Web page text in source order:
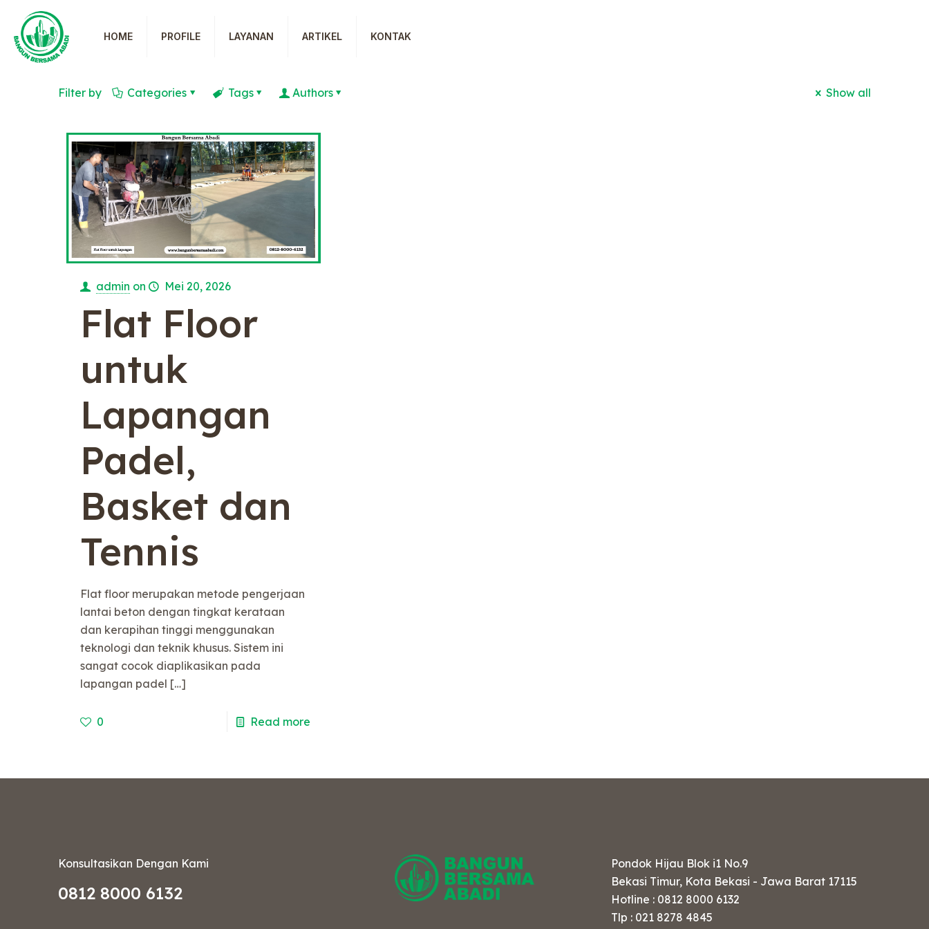
HOME PROFILE LAYANAN ARTIKEL KONTAK
Filter by Categories Tags Authors Show all
admin on Mei 20, 2026
Flat Floor
untuk
Lapangan
Padel,
Basket dan
Tennis
Flat floor merupakan metode pengerjaan
lantai beton dengan tingkat kerataan
dan kerapihan tinggi menggunakan
teknologi dan teknik khusus. Sistem ini
sangat cocok diaplikasikan pada
lapangan padel […]
0 Read more
Konsultasikan Dengan Kami
0812 8000 6132
Pondok Hijau Blok i1 No.9
Bekasi Timur, Kota Bekasi - Jawa Barat 17115
Hotline : 0812 8000 6132
Tlp : 021 8278 4845